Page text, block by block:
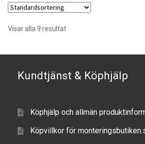
Handheld Computer
Monitor
Printer
Scanner Gun
Speaker
Forklift
Visar alla 9 resultat
Kundtjänst & Köphjälp
Köphjälp och allmän
Köpvillkor för